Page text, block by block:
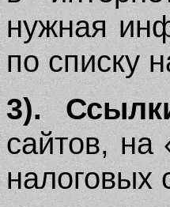
нужная
по списку
3).
сайтов, на
налоговых